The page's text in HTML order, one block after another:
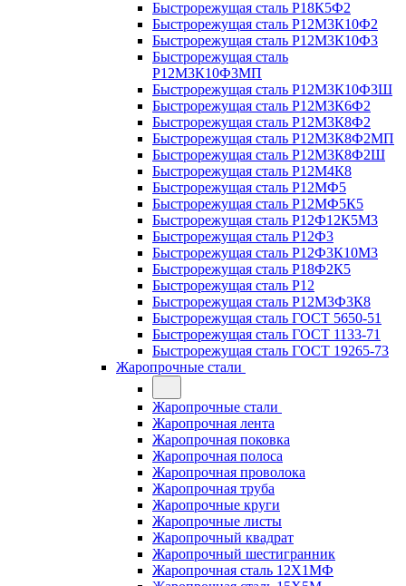
Быстрорежущая сталь Р18К5Ф2
Быстрорежущая сталь Р12М3К10Ф2
Быстрорежущая сталь Р12М3К10Ф3
Быстрорежущая сталь
Р12М3К10Ф3МП
Быстрорежущая сталь Р12М3К10Ф3Ш
Быстрорежущая сталь Р12М3К6Ф2
Быстрорежущая сталь Р12М3К8Ф2
Быстрорежущая сталь Р12М3К8Ф2МП
Быстрорежущая сталь Р12М3К8Ф2Ш
Быстрорежущая сталь Р12М4К8
Быстрорежущая сталь Р12МФ5
Быстрорежущая сталь Р12МФ5К5
Быстрорежущая сталь Р12Ф12К5М3
Быстрорежущая сталь Р12Ф3
Быстрорежущая сталь Р12Ф3К10М3
Быстрорежущая сталь Р18Ф2К5
Быстрорежущая сталь Р12
Быстрорежущая сталь Р12М3Ф3К8
Быстрорежущая сталь ГОСТ 5650-51
Быстрорежущая сталь ГОСТ 1133-71
Быстрорежущая сталь ГОСТ 19265-73
Жаропрочные стали
Жаропрочные стали
Жаропрочная лента
Жаропрочная поковка
Жаропрочная полоса
Жаропрочная проволока
Жаропрочная труба
Жаропрочные круги
Жаропрочные листы
Жаропрочный квадрат
Жаропрочный шестигранник
Жаропрочная сталь 12Х1МФ